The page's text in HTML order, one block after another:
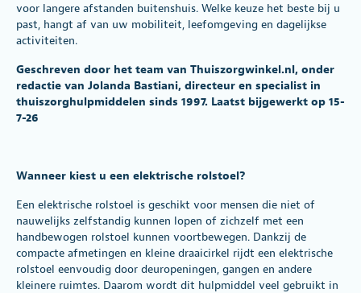
voor langere afstanden buitenshuis. Welke keuze het beste bij u
past, hangt af van uw mobiliteit, leefomgeving en dagelijkse
activiteiten.
Geschreven door het team van Thuiszorgwinkel.nl, onder
redactie van Jolanda Bastiani, directeur en specialist in
thuiszorghulpmiddelen sinds 1997. Laatst bijgewerkt op 15-
7-26
Wanneer kiest u een elektrische rolstoel?
Een elektrische rolstoel is geschikt voor mensen die niet of
nauwelijks zelfstandig kunnen lopen of zichzelf met een
handbewogen rolstoel kunnen voortbewegen. Dankzij de
compacte afmetingen en kleine draaicirkel rijdt een elektrische
rolstoel eenvoudig door deuropeningen, gangen en andere
kleinere ruimtes. Daarom wordt dit hulpmiddel veel gebruikt in